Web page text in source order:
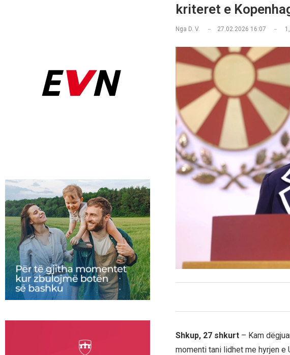
kriteret e
Nga D. V. 27.02.2026 16:07
Shkup, 27 shkurt – Kam
momenti tani lidhet me hyrjen e